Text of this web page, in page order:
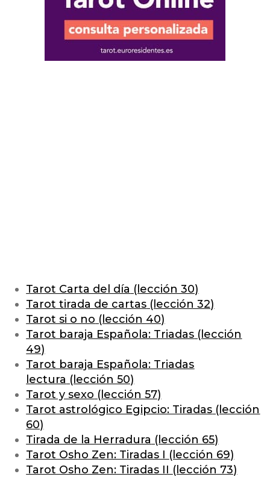
Tarot Carta del día (lección 30)
Tarot tirada de cartas (lección 32)
Tarot si o no (lección 40)
Tarot baraja Española: Triadas (lección
49)
Tarot baraja Española: Triadas
lectura (lección 50)
Tarot y sexo (lección 57)
Tarot astrológico Egipcio: Tiradas (lección
60)
Tirada de la Herradura (lección 65)
Tarot Osho Zen: Tiradas I (lección 69)
Tarot Osho Zen: Tiradas II (lección 73)